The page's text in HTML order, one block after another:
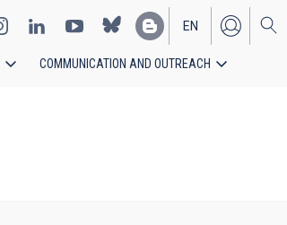
EN
ES
COMMUNICATION AND OUTREACH